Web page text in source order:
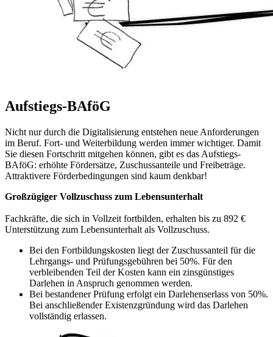
Aufstiegs-BAföG
Nicht nur durch die Digitalisierung entstehen neue Anforderungen
im Beruf. Fort- und Weiterbildung werden immer wichtiger. Damit
Sie diesen Fortschritt mitgehen können, gibt es das Aufstiegs-
BAföG: erhöhte Fördersätze, Zuschussanteile und Freibeträge.
Attraktivere Förderbedingungen sind kaum denkbar!
Großzügiger Vollzuschuss zum Lebensunterhalt
Fachkräfte, die sich in Vollzeit fortbilden, erhalten bis zu 892 €
Unterstützung zum Lebensunterhalt als Vollzuschuss.
Bei den Fortbildungskosten liegt der Zuschussanteil für die
Lehrgangs- und Prüfungsgebühren bei 50%. Für den
verbleibenden Teil der Kosten kann ein zinsgünstiges
Darlehen in Anspruch genommen werden.
Bei bestandener Prüfung erfolgt ein Darlehenserlass von 50%.
Bei anschließender Existenzgründung wird das Darlehen
vollständig erlassen.